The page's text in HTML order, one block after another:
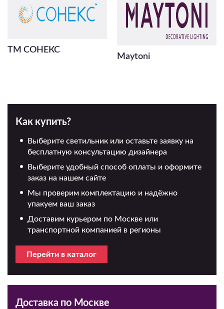
ТМ СОНЕКС
Maytoni
Как купить?
Выберите светильник или оставьте заявку на
бесплатную консультацию дизайнера
Выберите удобный способ оплаты и оформите
заказ на нашем сайте
Мы проверим комплектацию и надёжно
упакуем ваш заказ
Доставим курьером по Москве или
транспортной компанией в регионы
Перейти в каталог
Доставка по Москве